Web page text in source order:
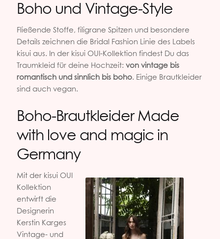
Boho und Vintage-Style
Fließende Stoffe, filigrane Spitzen und besondere
Details zeichnen die Bridal Fashion Linie des Labels
kisui aus. In der kisui OUI-Kollektion findest Du das
Traumkleid für deine Hochzeit: von vintage bis
romantisch und sinnlich bis boho. Einige Brautkleider
sind auch vegan.
Boho-Brautkleider Made
with love and magic in
Germany
Mit der kisui OUI
Kollektion
entwirft die
Designerin
Kerstin Karges
Vintage- und